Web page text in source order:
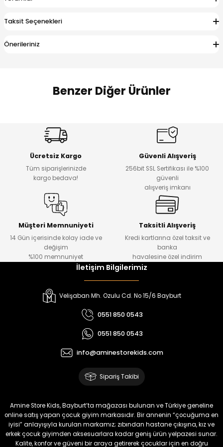
Taksit Seçenekleri
Önerileriniz
Benzer Diğer Ürünler
Dantelya Kız Çocuk Tişört
Puba Unisex Kot 3’lü Takım
Urban Kız Çocuk Süveterli Tunik Gömlek Navi Kız Çocuk Kot Pantolon
₺ 650
Melra Kız Çocuk Kot Pantolon
%15
Tivon Kız Çocuk 3’lü Takım
₺ 2.340
Koren Kız Çocuk ve Bebek Tayt
₺ 320
₺ 250
Yeni
Koren Kız Çocuk ve Bebek Tayt
₺ 320
₺ 250
%22 %22
Ücretsiz Kargo
Tüm siparişlerinizde
kargo bedava!
Güvenli Alışveriş
256bit SSL Sertifikası ile %100
güvenli
alışveriş imkanı
Müşteri Memnuniyeti
14 Gün içerisinde kolay iade ve
değişim
%100 memnuniyet
Taksitli Alışveriş
Kredi kartlarına özel taksit ve
banka
havalesine özel indirim
İletişim Bilgilerimiz
Velişaban Mh. Ozulu Cd. No 15/6 Bayburt
0551 850 0543
0551 850 0543
info@aminestorekids.com
Sipariş Takibi
Amine Store Kids, Bayburt’ta mağazası bulunan ve Türkiye geneline
online satış yapan çocuk giyim markasıdır. Bir annenin “çocuğuma en
iyisi” anlayışıyla kurulan markamız; zıbından hastane çıkışına, kız ve
erkek çocuk giyimden aksesuarlara kadar geniş ürün yelpazesi sunar.
Kalite, konfor ve güveni bir araya getirerek çocuklar için en doğru